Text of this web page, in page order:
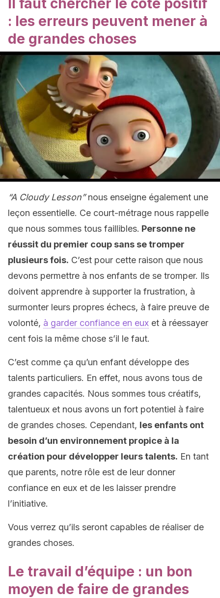
Il faut chercher le côté positif
: les erreurs peuvent mener à
de grandes choses
“A Cloudy Lesson”nous enseigne également une
leçon essentielle. Ce court-métrage nous rappelle
que nous sommes tous faillibles. Personne ne
réussit du premier coup sans se tromper
plusieurs fois. C’est pour cette raison que nous
devons permettre à nos enfants de se tromper. Ils
doivent apprendre à supporter la frustration, à
surmonter leurs propres échecs, à faire preuve de
volonté, à garder confiance en eux et à réessayer
cent fois la même chose s’il le faut.
C’est comme ça qu’un enfant développe des
talents particuliers. En effet, nous avons tous de
grandes capacités. Nous sommes tous créatifs,
talentueux et nous avons un fort potentiel à faire
de grandes choses. Cependant, les enfants ont
besoin d’un environnement propice à la
création pour développer leurs talents. En tant
que parents, notre rôle est de leur donner
confiance en eux et de les laisser prendre
l’initiative.
Vous verrez qu’ils seront capables de réaliser de
grandes choses.
Le travail d’équipe : un bon
moyen de faire de grandes